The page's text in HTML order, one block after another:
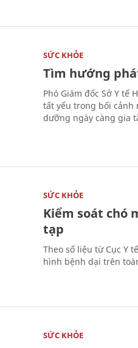
SỨC KHỎE
Tìm hướng
Phó Giám đốc Sở Y
tất yếu trong bối cảnh
dưỡng ngày càng gia
SỨC KHỎE
Kiểm soát chó
tạp
Theo số liệu từ Cục Y
hình bệnh dại trên
SỨC KHỎE